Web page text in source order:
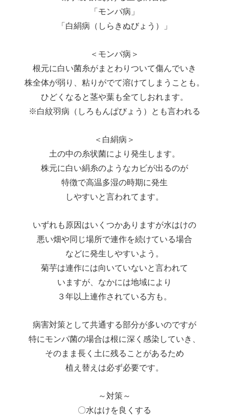
「モンパ病」
「白絹病（しらきぬびょう）」
＜モンパ病＞
根元に白い菌糸がまとわりついて傷んでいき
株全体が弱り、粘りがでて溶けてしまうことも。
ひどくなると茎や葉も全てしおれます。
※白紋羽病（しろもんぱびょう）とも言われる
＜白絹病＞
土の中の糸状菌により発生します。
株元に白い絹糸のようなカビが出るのが
特徴で高温多湿の時期に発生
しやすいと言われてます。
いずれも原因はいくつかありますが水はけの
悪い畑や同じ場所で連作を続けている場合
などに発生しやすいよう。
菊芋は連作には向いていないと言われて
いますが、なかには地域により
３年以上連作されている方も。
病害対策として共通する部分が多いのですが
特にモンパ菌の場合は根に深く感染していき、
そのまま長く土に残ることがあるため
植え替えは必ず必要です。
～対策～
〇水はけを良くする